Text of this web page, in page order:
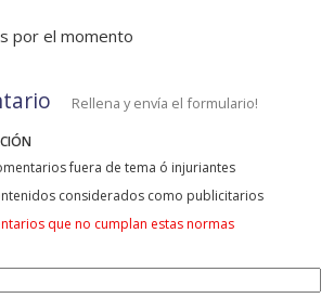
por el momento
Rellena y envía el formulario!
fuera de tema ó injuriantes
considerados como publicitarios
que no cumplan estas normas